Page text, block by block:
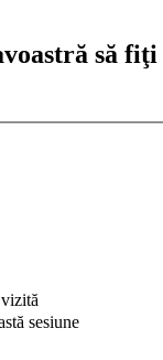
să
sesiune